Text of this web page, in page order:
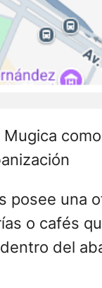
Mugica
posee
instalado
En